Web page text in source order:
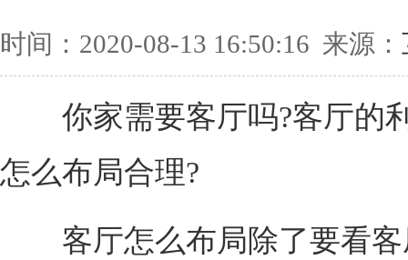
时间：2020-08-13 16:50:16 来源：
你家需要客厅吗?客厅的
怎么布局合理?
客厅怎么布局除了要看客